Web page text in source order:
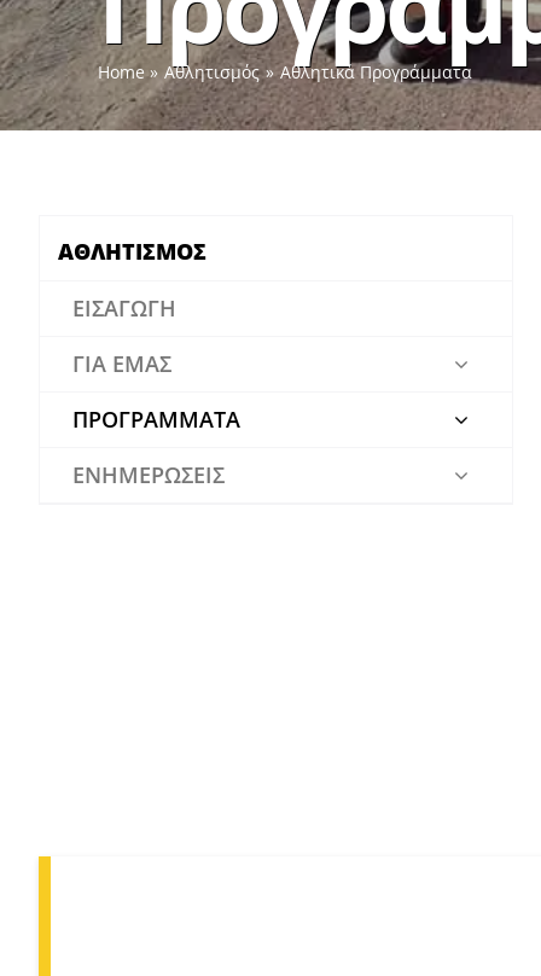
Home Αθλητισμός Αθλητικά Προγράμματα
ΑΘΛΗΤΙΣΜΟΣ
ΕΙΣΑΓΩΓΗ
ΓΙΑ ΕΜΑΣ
ΠΡΟΓΡΑΜΜΑΤΑ
ΕΝΗΜΕΡΩΣΕΙΣ